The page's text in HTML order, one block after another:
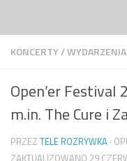
KONCERTY/WYDARZENIA
Open’er Festival
m.in. The Cure i
PRZEZ TELE ROZRYWKA ·
ZAKTUALIZOWANO 29